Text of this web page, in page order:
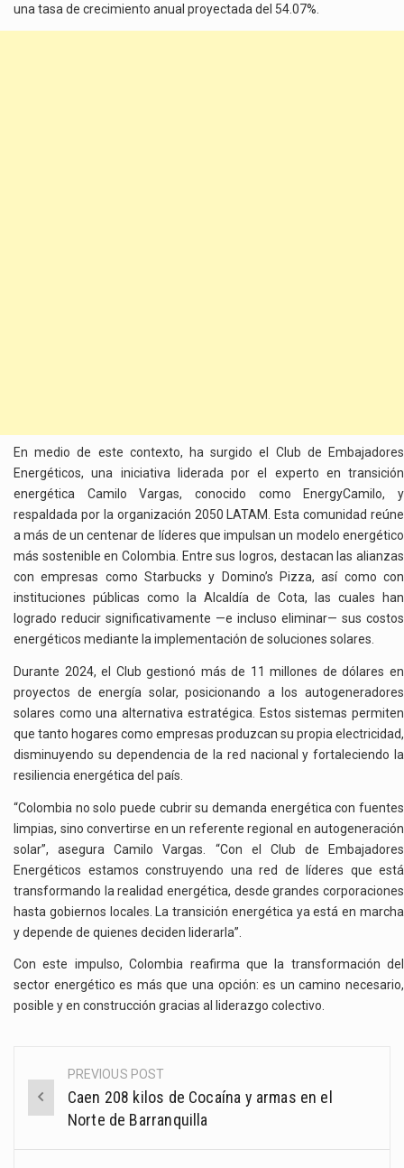
una tasa de crecimiento anual proyectada del 54.07%.
En medio de este contexto, ha surgido el Club de Embajadores
Energéticos, una iniciativa liderada por el experto en transición
energética Camilo Vargas, conocido como EnergyCamilo, y
respaldada por la organización 2050 LATAM. Esta comunidad reúne
a más de un centenar de líderes que impulsan un modelo energético
más sostenible en Colombia. Entre sus logros, destacan las alianzas
con empresas como Starbucks y Domino’s Pizza, así como con
instituciones públicas como la Alcaldía de Cota, las cuales han
logrado reducir significativamente —e incluso eliminar— sus costos
energéticos mediante la implementación de soluciones solares.
Durante 2024, el Club gestionó más de 11 millones de dólares en
proyectos de energía solar, posicionando a los autogeneradores
solares como una alternativa estratégica. Estos sistemas permiten
que tanto hogares como empresas produzcan su propia electricidad,
disminuyendo su dependencia de la red nacional y fortaleciendo la
resiliencia energética del país.
“Colombia no solo puede cubrir su demanda energética con fuentes
limpias, sino convertirse en un referente regional en autogeneración
solar”, asegura Camilo Vargas. “Con el Club de Embajadores
Energéticos estamos construyendo una red de líderes que está
transformando la realidad energética, desde grandes corporaciones
hasta gobiernos locales. La transición energética ya está en marcha
y depende de quienes deciden liderarla”.
Con este impulso, Colombia reafirma que la transformación del
sector energético es más que una opción: es un camino necesario,
posible y en construcción gracias al liderazgo colectivo.
Post
navigation
PREVIOUS POST
Caen 208 kilos de Cocaína y armas en el
Norte de Barranquilla